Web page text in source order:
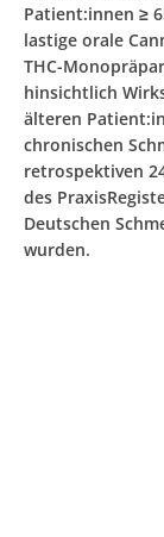
Patient:innen ≥
lastige orale
THC-
hinsichtlich
älteren
chronischen
retrospektiven
des
Deutschen
wurden.